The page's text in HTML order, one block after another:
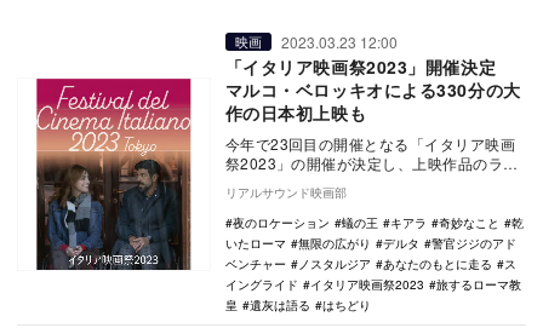
映画 2023.03.23 12:00
「イタリア映画祭2023」開催決定
マルコ・ベロッキオによる330分の大
作の日本初上映も
今年で23回目の開催となる「イタリア映画
祭2023」の開催が決定し、上映作品のライ
ンナップが発表された。 新型コロナウイ
ルス…
リアルサウンド映画部
夜のロケーション
蟻の王 キアラ 奇妙なこと
乾
いたローマ
無限の広がり デルタ
警官ジジのアド
ベンチャー
ノスタルジア あなたのもとに走る
ス
イングライド
イタリア映画祭2023
旅するローマ教
皇
遺灰は語る はちどり